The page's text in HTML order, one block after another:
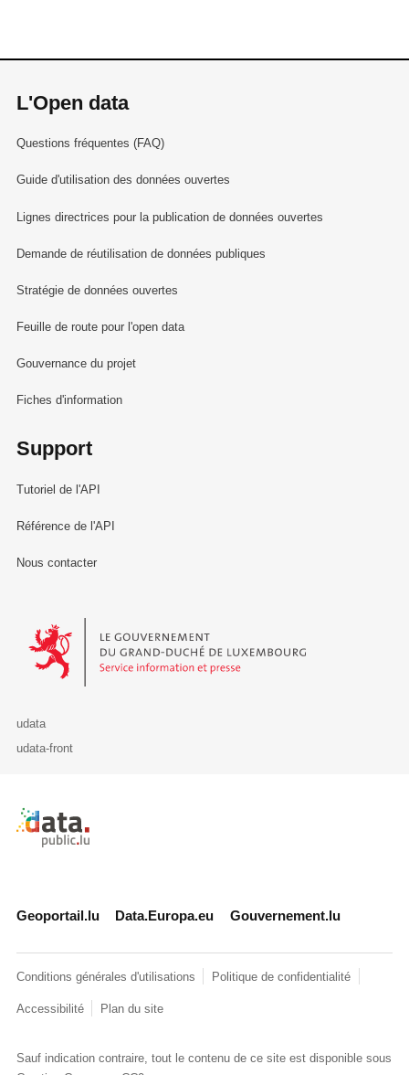
L'Open data
Questions fréquentes (FAQ)
Guide d'utilisation des données ouvertes
Lignes directrices pour la publication de données ouvertes
Demande de réutilisation de données publiques
Stratégie de données ouvertes
Feuille de route pour l'open data
Gouvernance du projet
Fiches d'information
Support
Tutoriel de l'API
Référence de l'API
Nous contacter
Le Gouvernement du Grand-Duché de Luxembourg - Service
udata
udata-front
Retour à l'accueil de data.public.lu
Geoportail.lu Data.Europa.eu Gouvernement.lu
Conditions générales d'utilisations Politique de confidentialité
Accessibilité Plan du site
Sauf indication contraire, tout le contenu de ce site est disponible sous